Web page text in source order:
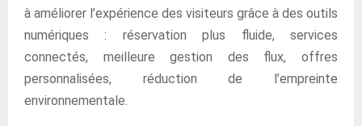
à améliorer l’expérience des visiteurs grâce à des outils
numériques : réservation plus fluide, services
connectés, meilleure gestion des flux, offres
personnalisées, réduction de l’empreinte
environnementale.